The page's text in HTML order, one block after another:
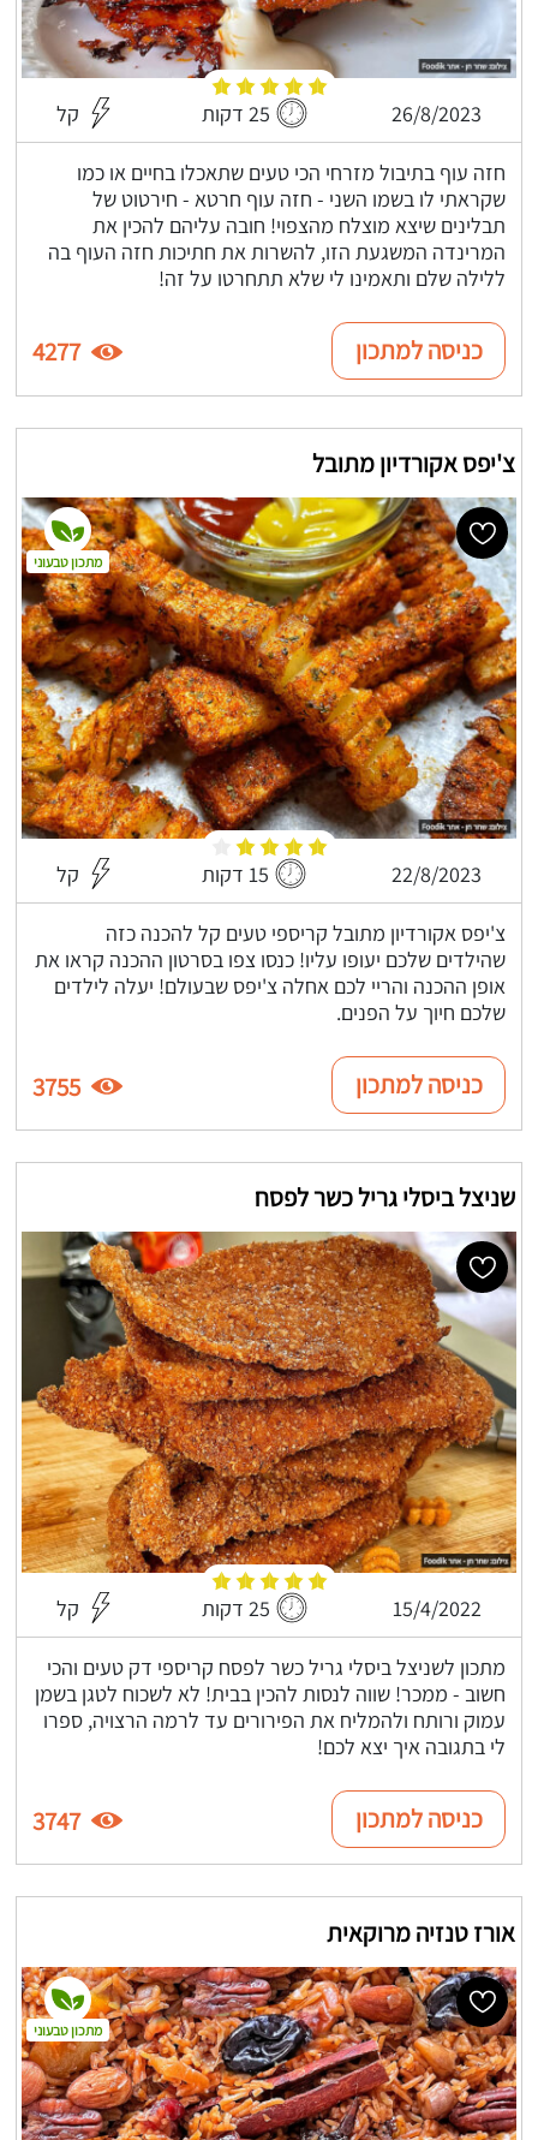
26/8/2023 25 דקות קל
חזה עוף בתיבול מזרחי הכי טעים שתאכלו בחיים או כמו
שקראתי לו בשמו השני - חזה עוף חרטא - חירטוט של
תבלינים שיצא מוצלח מהצפוי! חובה עליהם להכין את
המרינדה המשגעת הזו, להשרות את חתיכות חזה העוף בה
ללילה שלם ותאמינו לי שלא תתחרטו על זה!
כניסה למתכון 4277
צ'יפס אקורדיון מתובל
22/8/2023 15 דקות קל
צ'יפס אקורדיון מתובל קריספי טעים קל להכנה כזה
שהילדים שלכם יעופו עליו! כנסו צפו בסרטון ההכנה קראו את
אופן ההכנה והריי לכם אחלה צ'יפס שבעולם! יעלה לילדים
שלכם חיוך על הפנים.
מתכון טבעוני
כניסה למתכון 3755
שניצל ביסלי גריל כשר לפסח
15/4/2022 25 דקות קל
מתכון לשניצל ביסלי גריל כשר לפסח קריספי דק טעים והכי
חשוב - ממכר! שווה לנסות להכין בבית! לא לשכוח לטגן בשמן
עמוק ורותח ולהמליח את הפירורים עד לרמה הרצויה, ספרו
לי בתגובה איך יצא לכם!
כניסה למתכון 3747
אורז טנזיה מרוקאית
מתכון טבעוני